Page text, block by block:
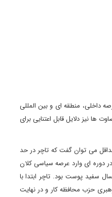
منطقه ای و بین المللی
نیز دلایل قابل اعتنایی برای
حداقل می توان گفت که تاچر در حد
دوره ای وارد عرصه سیاسی کلان
سفید پوست بود. تاچر ابتدا با
حزب محافظه کار و در نهایت